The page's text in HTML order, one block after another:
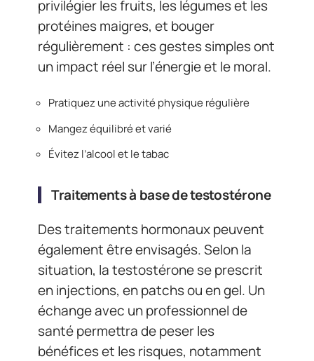
privilégier les fruits, les légumes et les
protéines maigres, et bouger
régulièrement : ces gestes simples ont
un impact réel sur l’énergie et le moral.
Pratiquez une activité physique régulière
Mangez équilibré et varié
Évitez l’alcool et le tabac
Traitements à base de testostérone
Des traitements hormonaux peuvent
également être envisagés. Selon la
situation, la testostérone se prescrit
en injections, en patchs ou en gel. Un
échange avec un professionnel de
santé permettra de peser les
bénéfices et les risques, notamment